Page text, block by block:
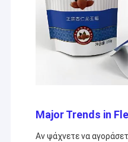
Major Trends in
Αν ψάχνετε να